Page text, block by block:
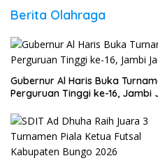
Berita Olahraga
Gubernur Al Haris Buka
Perguruan Tinggi ke-16, Jambi